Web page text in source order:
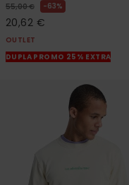
55,00 € 63%
20,62 €
OUTLET
DUPLA PROMO 25% EXTRA